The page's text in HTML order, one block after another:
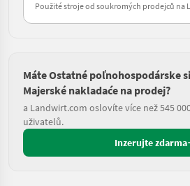
Použité stroje od soukromých prodejců na
Máte Ostatné poľnohospodárske
Majerské nakladaće na prodej?
a Landwirt.com oslovíte více než 545
uživatelů.
Inzerujte zdarma